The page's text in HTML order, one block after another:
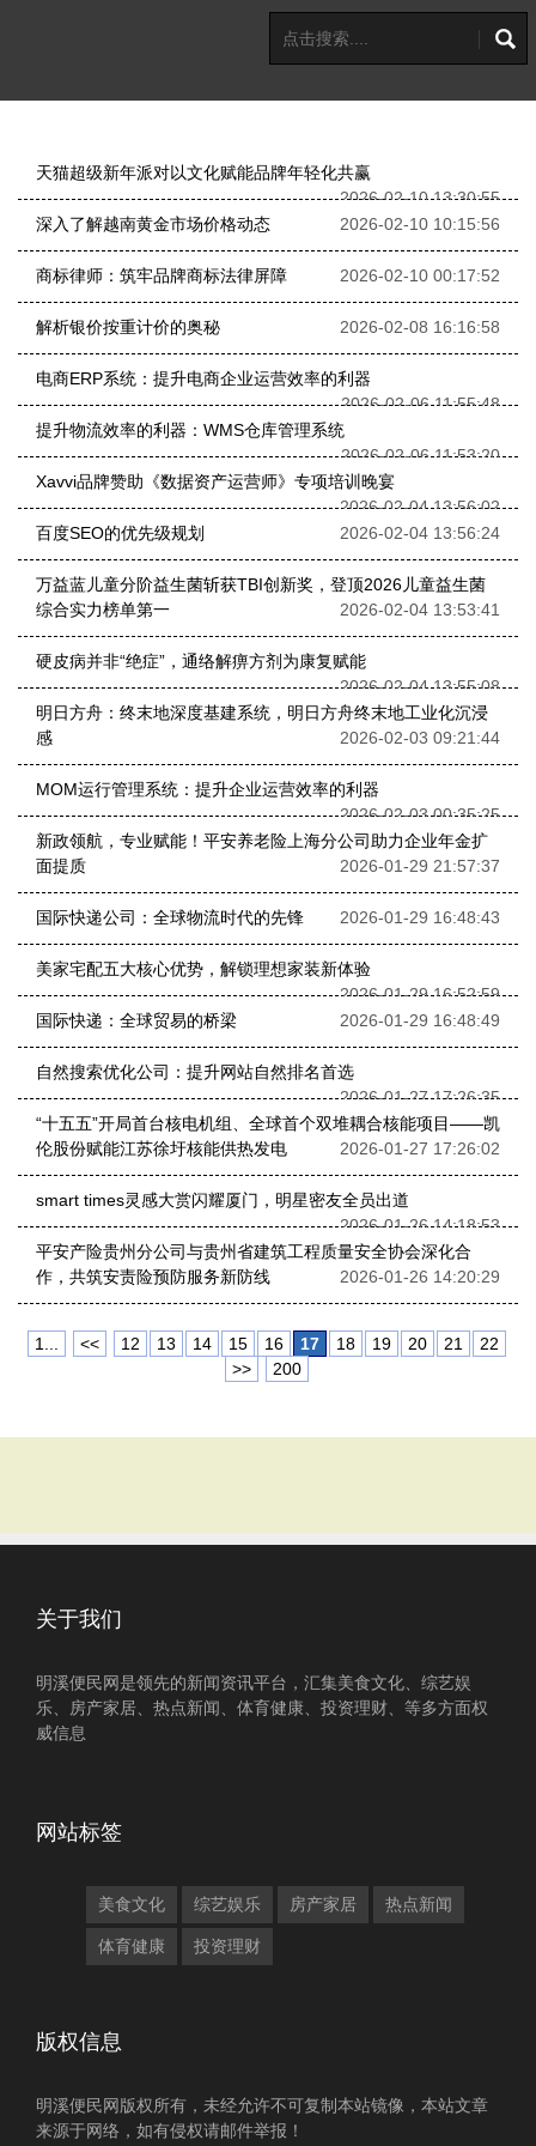
天猫超级新年派对以文化赋能品牌年轻化共赢
2026-02-10 13:30:55
深入了解越南黄金市场价格动态
2026-02-10 10:15:56
商标律师：筑牢品牌商标法律屏障 2026-02-10 00:17:52
解析银价按重计价的奥秘 2026-02-08 16:16:58
电商ERP系统：提升电商企业运营效率的利器
2026-02-06 11:55:48
提升物流效率的利器：WMS仓库管理系统
2026-02-06 11:53:20
Xavvi品牌赞助《数据资产运营师》专项培训晚宴
2026-02-04 13:56:02
百度SEO的优先级规划
2026-02-04 13:56:24
万益蓝儿童分阶益生菌斩获TBI创新奖，登顶2026儿童益生菌
综合实力榜单第一
2026-02-04 13:53:41
硬皮病并非“绝症”，通络解痹方剂为康复赋能
2026-02-04 13:55:08
明日方舟：终末地深度基建系统，明日方舟终末地工业化沉浸
感
2026-02-03 09:21:44
MOM运行管理系统：提升企业运营效率的利器
2026-02-03 00:35:25
新政领航，专业赋能！平安养老险上海分公司助力企业年金扩
面提质
2026-01-29 21:57:37
国际快递公司：全球物流时代的先锋 2026-01-29 16:48:43
美家宅配五大核心优势，解锁理想家装新体验
2026-01-29 16:52:59
国际快递：全球贸易的桥梁
2026-01-29 16:48:49
自然搜索优化公司：提升网站自然排名首选
2026-01-27 17:26:35
“十五五”开局首台核电机组、全球首个双堆耦合核能项目——凯
伦股份赋能江苏徐圩核能供热发电
2026-01-27 17:26:02
smart times灵感大赏闪耀厦门，明星密友全员出道
2026-01-26 14:18:53
平安产险贵州分公司与贵州省建筑工程质量安全协会深化合
作，共筑安责险预防服务新防线
2026-01-26 14:20:29
1... << 12 13 14 15 16 17 18 19 20 21
22
>>
200
关于我们
明溪便民网是领先的新闻资讯平台，汇集美食文化、综艺娱
乐、房产家居、热点新闻、体育健康、投资理财、等多方面权
威信息
网站标签
美食文化 综艺娱乐 房产家居 热点新闻
体育健康 投资理财
版权信息
明溪便民网版权所有，未经允许不可复制本站镜像，本站文章
来源于网络，如有侵权请邮件举报！